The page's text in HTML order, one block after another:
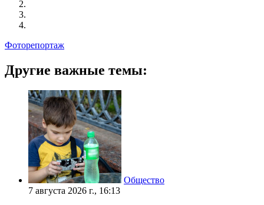
Фоторепортаж
Другие важные темы:
Общество
7 августа 2026 г., 16:13